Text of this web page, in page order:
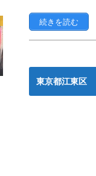
続きを読む
東京都江東区